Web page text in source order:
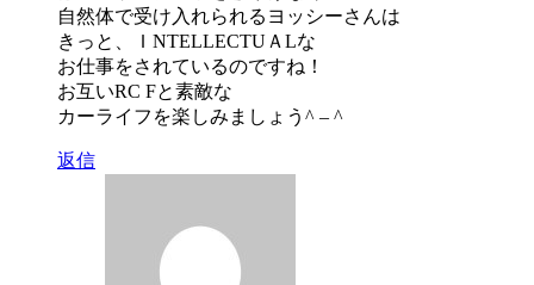
自然体で受け入れられるヨッシーさんは
きっと、ＩNTELLECTUＡLな
お仕事をされているのですね！
お互いRC Fと素敵な
カーライフを楽しみましょう^ – ^
返信